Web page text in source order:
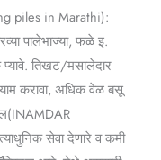
piles in Marathi):
पालेभाज्या, फळे इ.
तिखट/मसालेदार
करावा, अधिक वेळ बसू
सेवा देणारे व कमी